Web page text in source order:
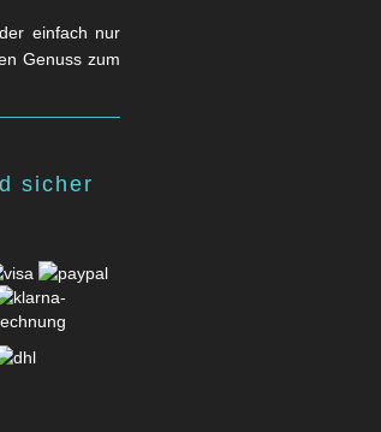
einfach nur
Genuss zum
sicher